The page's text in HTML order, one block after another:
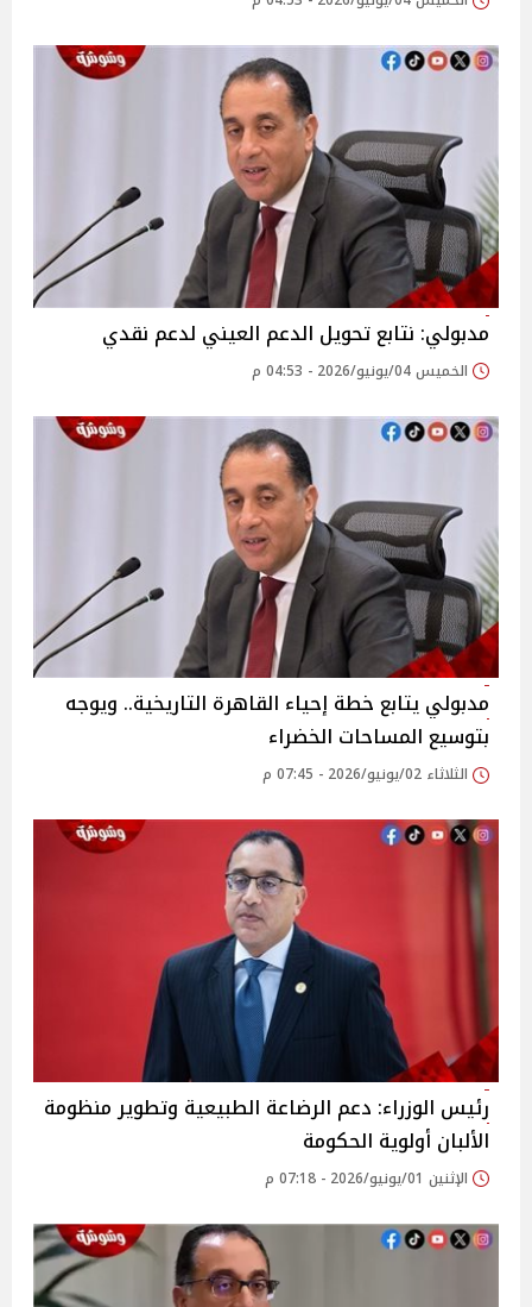
مدبولي: نتابع تحويل الدعم العيني لدعم نقدي
الخميس 04/يونيو/2026 - 04:53 م
مدبولي يتابع خطة إحياء القاهرة التاريخية.. ويوجه
بتوسيع المساحات الخضراء
الثلاثاء 02/يونيو/2026 - 07:45 م
رئيس الوزراء: دعم الرضاعة الطبيعية وتطوير منظومة
الألبان أولوية الحكومة
الإثنين 01/يونيو/2026 - 07:18 م